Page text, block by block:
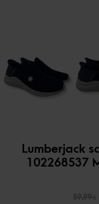
Lumberjack
102268537
59,99€